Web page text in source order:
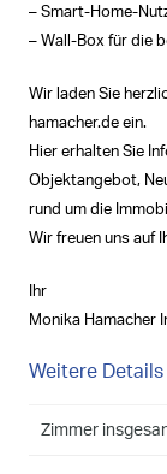
– Smart-Home-
– Wall-Box für die
Wir laden Sie
hamacher.de ein.
Hier erhalten Sie
Objektangebot,
rund um die
Wir freuen uns auf
Ihr
Monika Hamacher
Weitere Details
Zimmer